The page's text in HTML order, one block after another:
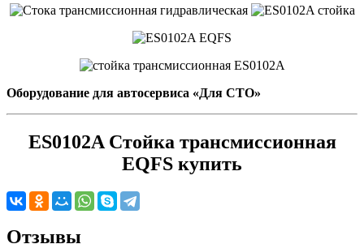
Оборудование для автосервиса «Для СТО»
ES0102A Стойка трансмиссионная
EQFS купить
Отзывы